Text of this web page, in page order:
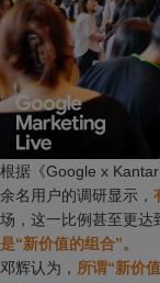
根据《Google x
余名用户的调研显示，
场，这一比例甚至更达
是“新价值的组合”。
邓辉认为， 所谓“新价